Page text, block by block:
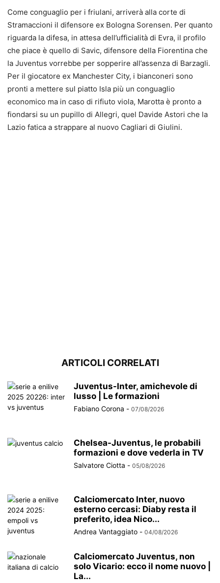
Come conguaglio per i friulani, arriverà alla corte di
Stramaccioni il difensore ex Bologna Sorensen. Per quanto
riguarda la difesa, in attesa dell’ufficialità di Evra, il profilo
che piace è quello di Savic, difensore della Fiorentina che
la Juventus vorrebbe per sopperire all’assenza di Barzagli.
Per il giocatore ex Manchester City, i bianconeri sono
pronti a mettere sul piatto Isla più un conguaglio
economico ma in caso di rifiuto viola, Marotta è pronto a
fiondarsi su un pupillo di Allegri, quel Davide Astori che la
Lazio fatica a strappare al nuovo Cagliari di Giulini.
ARTICOLI CORRELATI
Juventus-Inter, amichevole di
lusso | Le formazioni
Fabiano Corona - 07/08/2026
Chelsea-Juventus, le probabili
formazioni e dove vederla in TV
Salvatore Ciotta - 05/08/2026
Calciomercato Inter, nuovo
esterno cercasi: Diaby resta il
preferito, idea Nico...
Andrea Vantaggiato - 04/08/2026
Calciomercato Juventus, non
solo Vicario: ecco il nome nuovo |
La...